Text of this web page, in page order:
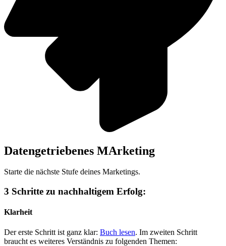
Datengetriebenes MArketing
Starte die nächste Stufe deines Marketings.
3 Schritte zu nachhaltigem Erfolg:
Klarheit
Der erste Schritt ist ganz klar: Buch lesen. Im zweiten Schritt
braucht es weiteres Verständnis zu folgenden Themen: